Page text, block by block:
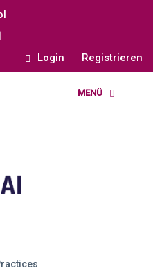
Login Registrieren